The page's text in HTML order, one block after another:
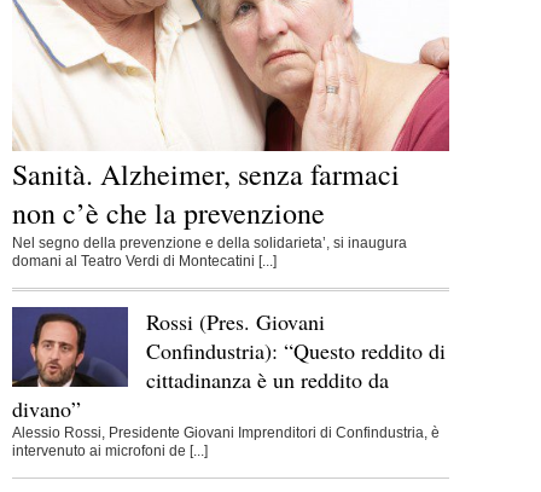
Sanità. Alzheimer, senza farmaci
non c’è che la prevenzione
Nel segno della prevenzione e della solidarieta’, si inaugura
domani al Teatro Verdi di Montecatini [...]
Rossi (Pres. Giovani
Confindustria): “Questo reddito di
cittadinanza è un reddito da
divano”
Alessio Rossi, Presidente Giovani Imprenditori di Confindustria, è
intervenuto ai microfoni de [...]